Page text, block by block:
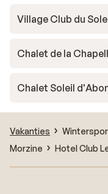
Village Club du
Chalet de la
Chalet Soleil
Vakanties
Morzine
Hotel Club